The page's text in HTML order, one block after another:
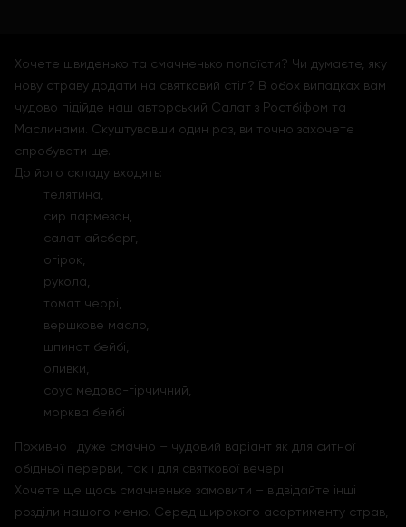
Хочете швиденько та смачненько попоїсти? Чи думаєте, яку
нову страву додати на святковий стіл? В обох випадках вам
чудово підійде наш авторський Салат з Ростбіфом та
Маслинами. Скуштувавши один раз, ви точно захочете
спробувати ще.
До його складу входять:
телятина,
сир пармезан,
салат айсберг,
огірок,
рукола,
томат черрі,
вершкове масло,
шпинат бейбі,
оливки,
соус медово-гірчичний,
морква бейбі
Поживно і дуже смачно – чудовий варіант як для ситної
обідньої перерви, так і для святкової вечері.
Хочете ще щось смачненьке замовити – відвідайте інші
розділи нашого меню. Серед широкого асортименту страв,